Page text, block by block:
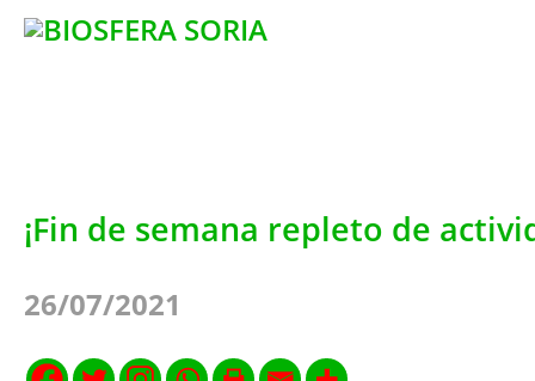
¡Fin de semana repleto de
26/07/2021